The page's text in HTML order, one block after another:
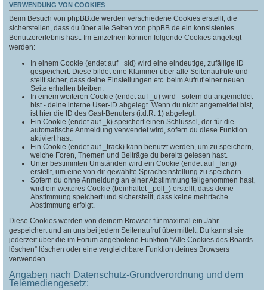
VERWENDUNG VON COOKIES
Beim Besuch von phpBB.de werden verschiedene Cookies erstellt, die
sicherstellen, dass du über alle Seiten von phpBB.de ein konsistentes
Benutzererlebnis hast. Im Einzelnen können folgende Cookies angelegt
werden:
In einem Cookie (endet auf _sid) wird eine eindeutige, zufällige ID
gespeichert. Diese bildet eine Klammer über alle Seitenaufrufe und
stellt sicher, dass deine Einstellungen etc. beim Aufruf einer neuen
Seite erhalten bleiben.
In einem weiteren Cookie (endet auf _u) wird - sofern du angemeldet
bist - deine interne User-ID abgelegt. Wenn du nicht angemeldet bist,
ist hier die ID des Gast-Benuters (i.d.R. 1) abgelegt.
Ein Cookie (endet auf _k) speichert einen Schlüssel, der für die
automatische Anmeldung verwendet wird, sofern du diese Funktion
aktiviert hast.
Ein Cookie (endet auf _track) kann benutzt werden, um zu speichern,
welche Foren, Themen und Beiträge du bereits gelesen hast.
Unter bestimmten Umständen wird ein Cookie (endet auf _lang)
erstellt, um eine von dir gewählte Spracheinstellung zu speichern.
Sofern du ohne Anmeldung an einer Abstimmung teilgenommen hast,
wird ein weiteres Cookie (beinhaltet _poll_) erstellt, dass deine
Abstimmung speichert und sicherstellt, dass keine mehrfache
Abstimmung erfolgt.
Diese Cookies werden von deinem Browser für maximal ein Jahr
gespeichert und an uns bei jedem Seitenaufruf übermittelt. Du kannst sie
jederzeit über die im Forum angebotene Funktion “Alle Cookies des Boards
löschen” löschen oder eine vergleichbare Funktion deines Browsers
verwenden.
Angaben nach Datenschutz-Grundverordnung und dem
Telemediengesetz: